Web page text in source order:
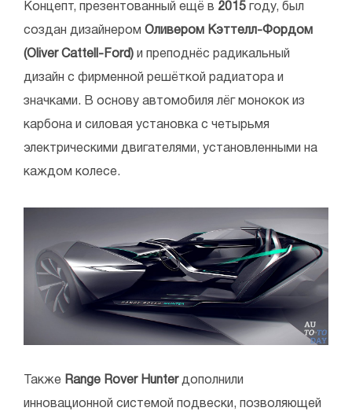
Концепт, презентованный ещё в 2015 году, был
создан дизайнером Оливером Кэттелл-Фордом
(Oliver Cattell-Ford) и преподнёс радикальный
дизайн с фирменной решёткой радиатора и
значками. В основу автомобиля лёг монокок из
карбона и силовая установка с четырьмя
электрическими двигателями, установленными на
каждом колесе.
Также Range Rover Hunterдополнили
инновационной системой подвески, позволяющей